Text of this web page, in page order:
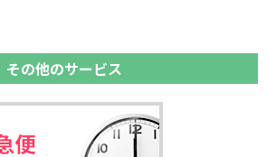
その他のサービス